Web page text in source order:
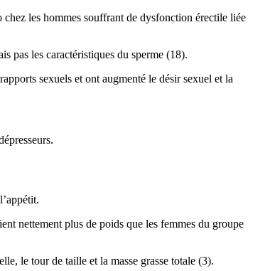
les hommes souffrant de dysfonction érectile liée
pas les caractéristiques du sperme (18).
sexuels et ont augmenté le désir sexuel et la
nettement plus de poids que les femmes du groupe
le tour de taille et la masse grasse totale (3).